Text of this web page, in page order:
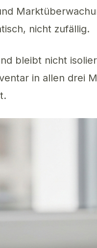
nicht zufällig.
bleibt nicht
in allen drei